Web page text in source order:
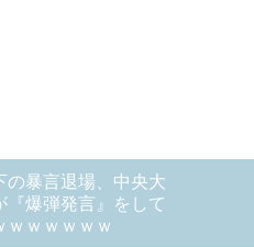
の暴言退場、中央大
爆弾発言』をして
ｗｗｗｗｗｗ